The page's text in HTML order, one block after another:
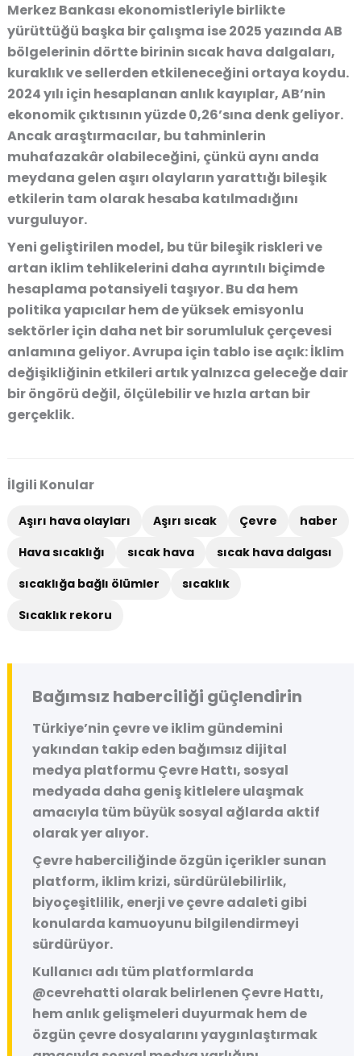
Merkez Bankası ekonomistleriyle birlikte
yürüttüğü başka bir çalışma ise 2025 yazında AB
bölgelerinin dörtte birinin sıcak hava dalgaları,
kuraklık ve sellerden etkileneceğini ortaya koydu.
2024 yılı için hesaplanan anlık kayıplar, AB’nin
ekonomik çıktısının yüzde 0,26’sına denk geliyor.
Ancak araştırmacılar, bu tahminlerin
muhafazakâr olabileceğini, çünkü aynı anda
meydana gelen aşırı olayların yarattığı bileşik
etkilerin tam olarak hesaba katılmadığını
vurguluyor.
Yeni geliştirilen model, bu tür bileşik riskleri ve
artan iklim tehlikelerini daha ayrıntılı biçimde
hesaplama potansiyeli taşıyor. Bu da hem
politika yapıcılar hem de yüksek emisyonlu
sektörler için daha net bir sorumluluk çerçevesi
anlamına geliyor. Avrupa için tablo ise açık: İklim
değişikliğinin etkileri artık yalnızca geleceğe dair
bir öngörü değil, ölçülebilir ve hızla artan bir
gerçeklik.
İlgili Konular
Aşırı hava olayları Aşırı sıcak Çevre
haber
Hava sıcaklığı
sıcak hava
sıcak hava dalgası
sıcaklığa bağlı ölümler
sıcaklık
Sıcaklık rekoru
Bağımsız haberciliği güçlendirin
Türkiye’nin çevre ve iklim gündemini
yakından takip eden bağımsız dijital
medya platformu Çevre Hattı, sosyal
medyada daha geniş kitlelere ulaşmak
amacıyla tüm büyük sosyal ağlarda aktif
olarak yer alıyor.
Çevre haberciliğinde özgün içerikler sunan
platform, iklim krizi, sürdürülebilirlik,
biyoçeşitlilik, enerji ve çevre adaleti gibi
konularda kamuoyunu bilgilendirmeyi
sürdürüyor.
Kullanıcı adı tüm platformlarda
@cevrehatti olarak belirlenen Çevre Hattı,
hem anlık gelişmeleri duyurmak hem de
özgün çevre dosyalarını yaygınlaştırmak